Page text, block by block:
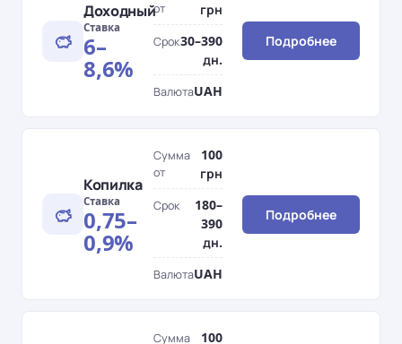
Доходный
Ставка
6–
8,6%
от
грн
Срок30–390
дн.
ВалютаUAH
Подробнее
Копилка
Ставка
0,75–
0,9%
Сумма
от
100
грн
Срок
180–
390
дн.
ВалютаUAH
Подробнее
Сумма
100